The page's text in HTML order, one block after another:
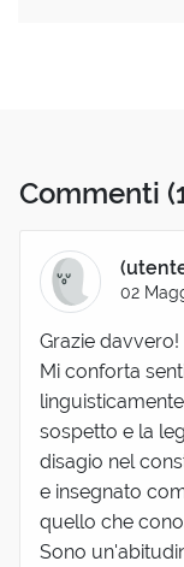
Commenti
02
Grazie davvero!
Mi conforta
sospetto e la
disagio nel
e insegnato
quello che
Sono